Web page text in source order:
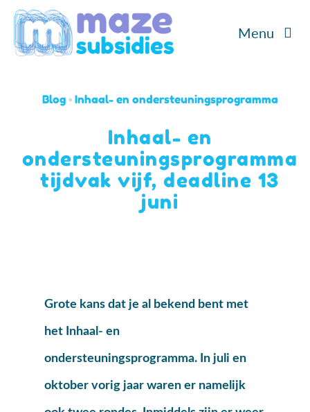
naar
Menu
Cases
Over ons
Blog• Inhaal- en ondersteuningsprogramma
Inhaal- en
ondersteuningsprogramma
tijdvak vijf, deadline 13
juni
Grote kans dat je al bekend bent met
het Inhaal- en
ondersteuningsprogramma. In juli en
oktober vorig jaar waren er namelijk